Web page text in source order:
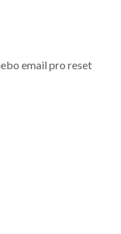
email pro reset